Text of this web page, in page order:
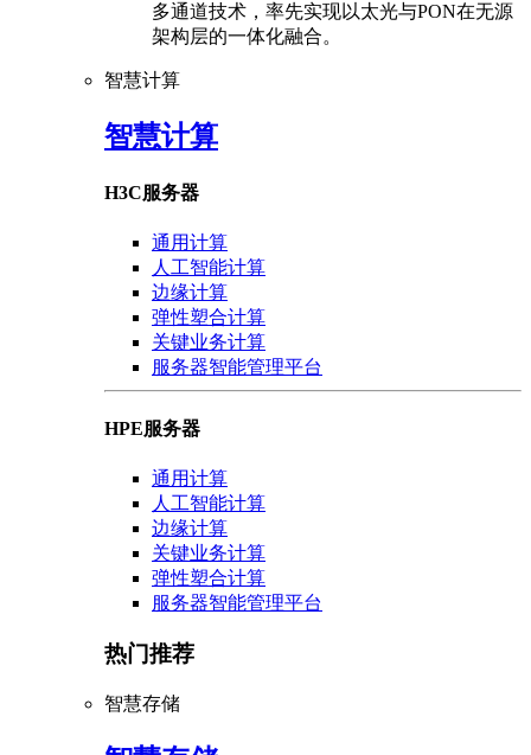
多通道技术，率先实现以太光与PON在无源
架构层的一体化融合。
智慧计算
智慧计算
H3C服务器
通用计算
人工智能计算
边缘计算
弹性塑合计算
关键业务计算
服务器智能管理平台
HPE服务器
通用计算
人工智能计算
边缘计算
关键业务计算
弹性塑合计算
服务器智能管理平台
热门推荐
智慧存储